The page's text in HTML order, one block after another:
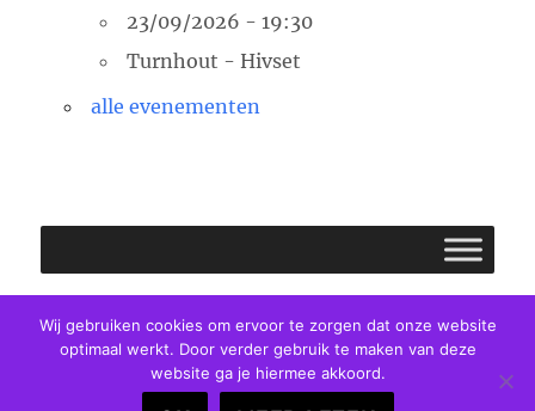
23/09/2026 - 19:30
Turnhout - Hivset
alle evenementen
Facebook
E-
mail
Twitter
Pastorale Eenheid Clara van Assisi
Privacybeleid
Wij gebruiken cookies om ervoor te zorgen dat onze website
optimaal werkt. Door verder gebruik te maken van deze
website ga je hiermee akkoord.